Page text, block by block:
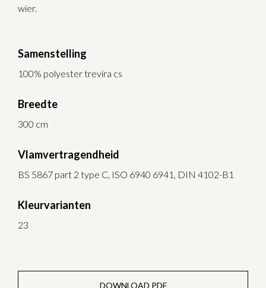
wier.
Samenstelling
100% polyester trevira cs
Breedte
300 cm
Vlamvertragendheid
BS 5867 part 2 type C, ISO 6940 6941, DIN 4102-B1
Kleurvarianten
23
DOWNLOAD PDF